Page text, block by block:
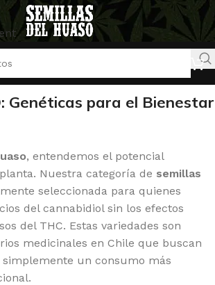
Mostrando 1–18 de 39 resultados
Genéticas para el Bienestar
, entendemos el potencial
Nuestra categoría de semillas
seleccionada para quienes
del cannabidiol sin los efectos
del THC. Estas variedades son
medicinales en Chile que buscan
simplemente un consumo más